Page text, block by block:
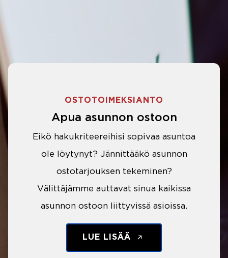
OSTOTOIMEKSIANTO
Apua asunnon ostoon
Eikö hakukriteereihisi sopivaa asuntoa
ole löytynyt? Jännittääkö asunnon
ostotarjouksen tekeminen?
Välittäjämme auttavat sinua kaikissa
asunnon ostoon liittyvissä asioissa.
LUE LISÄÄ